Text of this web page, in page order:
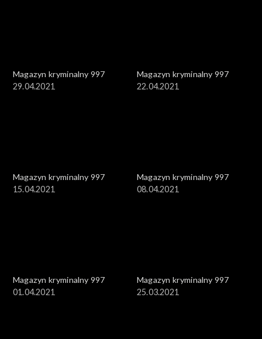
Magazyn kryminalny 997
29.04.2021
Magazyn kryminalny 997
22.04.2021
Magazyn kryminalny 997
15.04.2021
Magazyn kryminalny 997
08.04.2021
Magazyn kryminalny 997
01.04.2021
Magazyn kryminalny 997
25.03.2021